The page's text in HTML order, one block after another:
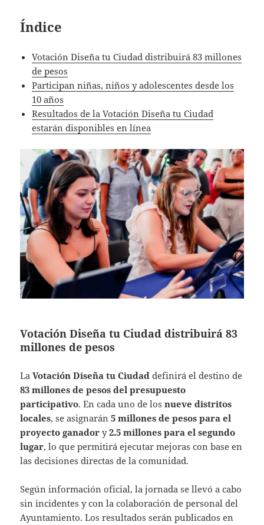
Índice
Votación Diseña tu Ciudad distribuirá 83 millones
de pesos
Participan niñas, niños y adolescentes desde los
10 años
Resultados de la Votación Diseña tu Ciudad
estarán disponibles en línea
Votación Diseña tu Ciudad distribuirá 83
millones de pesos
LaVotación Diseña tu Ciudad definirá el destino de
83 millones de pesos del presupuesto
participativo. En cada uno de losnueve distritos
locales, se asignarán5 millones de pesos para el
proyecto ganador y2.5 millones para el segundo
lugar, lo que permitirá ejecutar mejoras con base en
las decisiones directas de la comunidad.
Según información oficial, la jornada se llevó a cabo
sin incidentes y con la colaboración de personal del
Ayuntamiento. Los resultados serán publicados en